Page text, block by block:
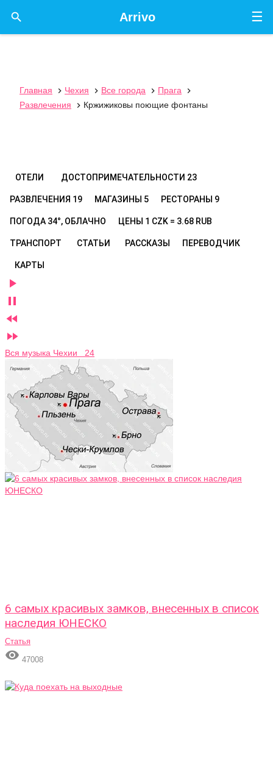
☰
Arrivo

Главная  Чехия  Все города  Прага

Развлечения
 Кржижиковы поющие фонтаны
ОТЕЛИ ДОСТОПРИМЕЧАТЕЛЬНОСТИ 23
РАЗВЛЕЧЕНИЯ 19 МАГАЗИНЫ 5 РЕСТОРАНЫ 9
ПОГОДА 34°, ОБЛАЧНО ЦЕНЫ 1 CZK = 3.68 RUB
ТРАНСПОРТ СТАТЬИ РАССКАЗЫ ПЕРЕВОДЧИК
КАРТЫ




Вся музыка Чехии 24
6 самых красивых замков, внесенных в список
наследия ЮНЕСКО
Статья
 47008